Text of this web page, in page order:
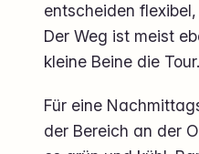
entscheiden
Der Weg ist meist
kleine Beine die Tour.
Für eine
der Bereich an der